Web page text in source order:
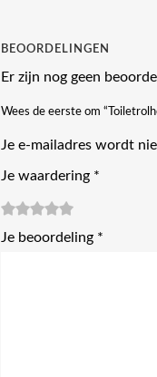
BEOORDELINGEN
Er zijn nog geen
Wees de eerste om
Je e-mailadres wordt
Je waardering *
van
van
de 5
5 sterren
sterren
Je beoordeling *